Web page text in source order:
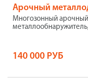
Арочный
Многозонный
140 000 РУБ